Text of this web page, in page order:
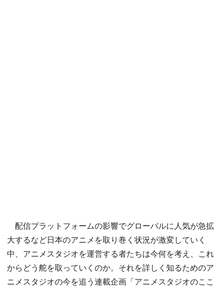
配信プラットフォームの影響でグローバルに人気が急拡
大するなど日本のアニメを取り巻く状況が激変していく
中、アニメスタジオを運営する者たちは今何を考え、これ
からどう舵を取っていくのか。それを詳しく知るためのア
ニメスタジオの今を追う連載企画「アニメスタジオのここ